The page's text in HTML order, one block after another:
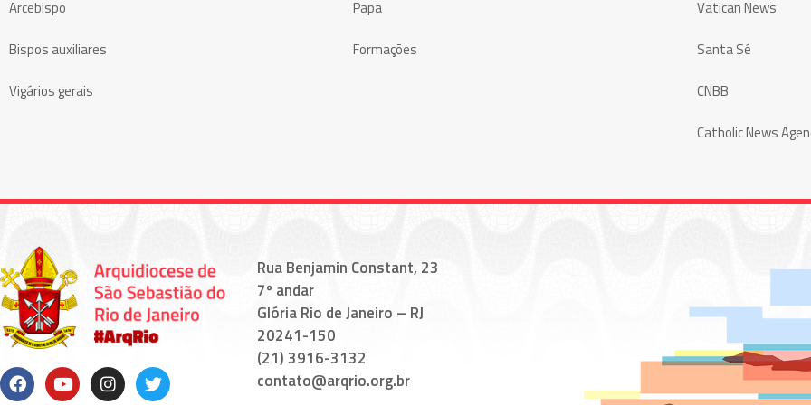
Arcebispo
Bispos auxiliares
Vigários gerais
Papa
Formações
Vatican News
Santa Sé
CNBB
Catholic News
Rua Benjamin Constant, 23
7º andar
Glória Rio de Janeiro – RJ
20241-150
(21) 3916-3132
contato@arqrio.org.br